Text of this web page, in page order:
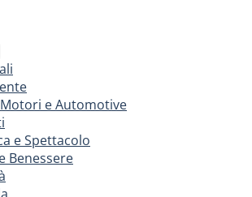
e Automotive
e Spettacolo
Benessere